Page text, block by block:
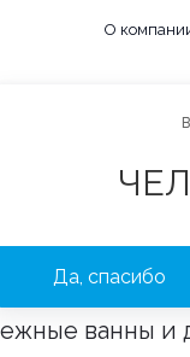
О
и
ванны
Да, спасибо